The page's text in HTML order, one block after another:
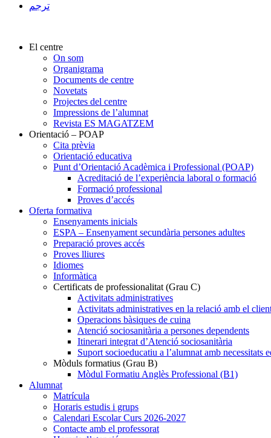
ترجم
El centre
On som
Organigrama
Documents de centre
Novetats
Projectes del centre
Impressions de l’alumnat
Revista ES MAGATZEM
Orientació – POAP
Cita prèvia
Orientació educativa
Punt d’Orientació Acadèmica i Professional (POAP)
Acreditació de l’experiència laboral o formació
Formació professional
Proves d’accés
Oferta formativa
Ensenyaments inicials
ESPA – Ensenyament secundària persones adultes
Preparació proves accés
Proves lliures
Idiomes
Informàtica
Certificats de professionalitat (Grau C)
Activitats administratives
Activitats administratives en la relació amb el
Operacions bàsiques de cuina
Atenció sociosanitària a persones dependents
Itinerari integrat d’Atenció sociosanitària
Suport socioeducatiu a l’alumnat amb necessitats
Mòduls formatius (Grau B)
Mòdul Formatiu Anglès Professional (B1)
Alumnat
Matrícula
Horaris estudis i grups
Calendari Escolar Curs 2026-2027
Contacte amb el professorat